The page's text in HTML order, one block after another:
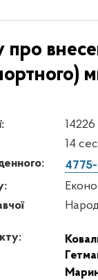
14226
14